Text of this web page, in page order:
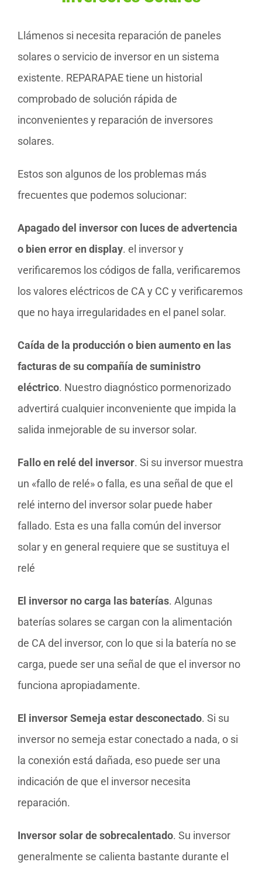
Llámenos si necesita reparación de paneles
solares o servicio de inversor en un sistema
existente. REPARAPAE tiene un historial
comprobado de solución rápida de
inconvenientes y reparación de inversores
solares.
Estos son algunos de los problemas más
frecuentes que podemos solucionar:
Apagado del inversor con luces de advertencia
o bien error en display. el inversor y
verificaremos los códigos de falla, verificaremos
los valores eléctricos de CA y CC y verificaremos
que no haya irregularidades en el panel solar.
Caída de la producción o bien aumento en las
facturas de su compañía de suministro
eléctrico. Nuestro diagnóstico pormenorizado
advertirá cualquier inconveniente que impida la
salida inmejorable de su inversor solar.
Fallo en relé del inversor. Si su inversor muestra
un «fallo de relé» o falla, es una señal de que el
relé interno del inversor solar puede haber
fallado. Esta es una falla común del inversor
solar y en general requiere que se sustituya el
relé
El inversor no carga las baterías. Algunas
baterías solares se cargan con la alimentación
de CA del inversor, con lo que si la batería no se
carga, puede ser una señal de que el inversor no
funciona apropiadamente.
El inversor Semeja estar desconectado. Si su
inversor no semeja estar conectado a nada, o si
la conexión está dañada, eso puede ser una
indicación de que el inversor necesita
reparación.
Inversor solar de sobrecalentado. Su inversor
generalmente se calienta bastante durante el